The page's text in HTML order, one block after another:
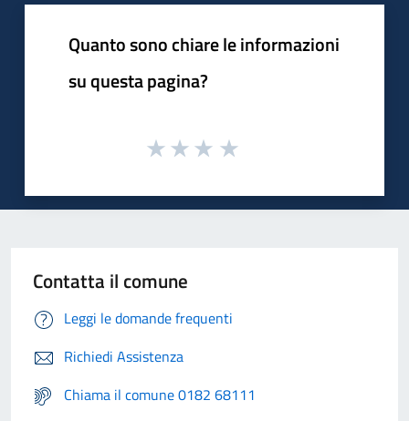
Quanto sono chiare le informazioni
su questa pagina?
Contatta il comune
Leggi le domande frequenti
Richiedi Assistenza
Chiama il comune 0182 68111